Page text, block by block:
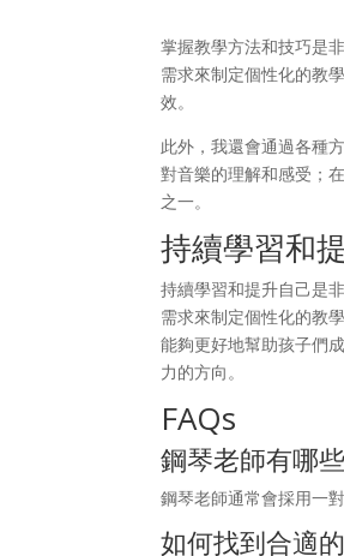
掌握教學方法和技巧是
需求來制定個性化的教
效。
此外，我還會通過各種
對音樂的理解和感受；
之一。
持續學習和
持續學習和提升自己是
需求來制定個性化的教
能夠更好地幫助孩子們
力的方向。
FAQs
鋼琴老師有哪
鋼琴老師通常會採用一
如何找到合適